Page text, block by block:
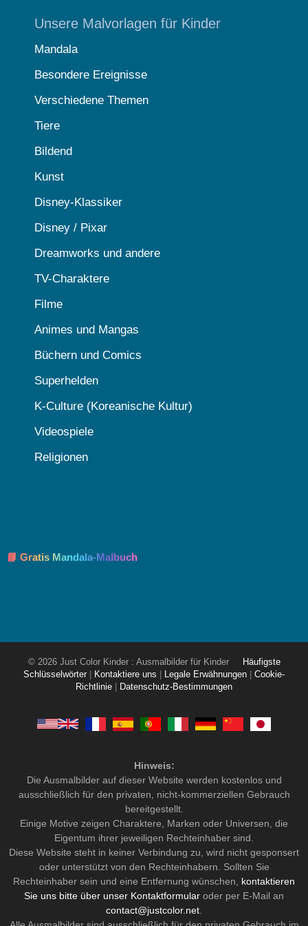
Unsere Malvorlagen für Kinder
Mandala
Besondere Ereignisse
Verschiedene Themen
Tiere
Bildend
Kunst
Disney-Klassiker
Disney / Pixar
Dreamworks und andere
TV-Charaktere
Filme
Animes und Mangas
Büchern und Comics
Superhelden
K-Culture (Koreanische Kultur)
Videospiele
Religionen
📘 Gratis Mandala-Malbuch
© 2026 Just Color Kinder : Ausmalbilder für Kinder
Häufigste
Schlüsselwörter
Kontaktiere uns Legale Erwähnungen
Cookie-
Richtlinie
Datenschutz-Bestimmungen
Hinweis:
Die Ausmalbilder auf dieser Website werden kostenlos und
ausschließlich für den privaten, nicht-kommerziellen Gebrauch
bereitgestellt.
Einige Motive zeigen Charaktere, Marken oder Universen, die
Eigentum ihrer jeweiligen Rechteinhaber sind.
Diese Website steht in keiner Verbindung zu, wird nicht gesponsert
oder unterstützt von den Rechteinhabern. Sollten Sie
Rechteinhaber sein und eine Entfernung wünschen, kontaktieren
Sie uns bitte über unser Kontaktformular oder per E-Mail an
contact@justcolor.net